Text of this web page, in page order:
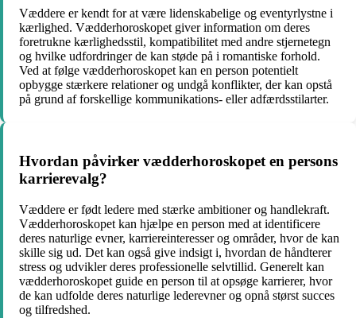
Væddere er kendt for at være lidenskabelige og eventyrlystne i
kærlighed. Vædderhoroskopet giver information om deres
foretrukne kærlighedsstil, kompatibilitet med andre stjernetegn
og hvilke udfordringer de kan støde på i romantiske forhold.
Ved at følge vædderhoroskopet kan en person potentielt
opbygge stærkere relationer og undgå konflikter, der kan opstå
på grund af forskellige kommunikations- eller adfærdsstilarter.
Hvordan påvirker vædderhoroskopet en persons
karrierevalg?
Væddere er født ledere med stærke ambitioner og handlekraft.
Vædderhoroskopet kan hjælpe en person med at identificere
deres naturlige evner, karriereinteresser og områder, hvor de kan
skille sig ud. Det kan også give indsigt i, hvordan de håndterer
stress og udvikler deres professionelle selvtillid. Generelt kan
vædderhoroskopet guide en person til at opsøge karrierer, hvor
de kan udfolde deres naturlige lederevner og opnå størst succes
og tilfredshed.